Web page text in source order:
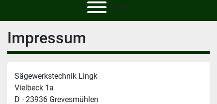
Menü
Impressum
Sägewerkstechnik Lingk
Vielbeck 1a
D - 23936 Grevesmühlen